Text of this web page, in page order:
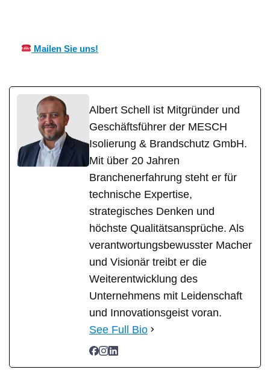
Mailen Sie uns!
Albert Schell ist Mitgründer und
Geschäftsführer der MESCH
Isolierung & Brandschutz GmbH.
Mit über 20 Jahren
Branchenerfahrung steht er für
technische Expertise,
strategisches Denken und
höchste Qualitätsansprüche. Als
verantwortungsbewusster Macher
und Visionär treibt er die
Weiterentwicklung des
Unternehmens mit Leidenschaft
und Innovationsgeist voran.
See Full Bio